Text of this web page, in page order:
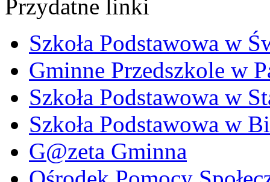
Przydatne linki
Szkoła Podstawowa w
Gminne Przedszkole w
Szkoła Podstawowa w
Szkoła Podstawowa w
G@zeta Gminna